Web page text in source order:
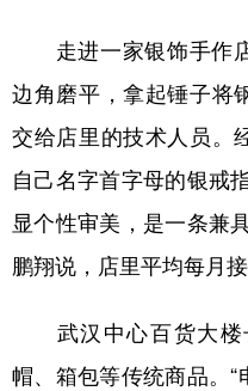
走进一家银饰手作
边角磨平，拿起锤子将
交给店里的技术人员。
自己名字首字母的银戒
显个性审美，是一条兼
鹏翔说，店里平均每月
武汉中心百货大楼
帽、箱包等传统商品。